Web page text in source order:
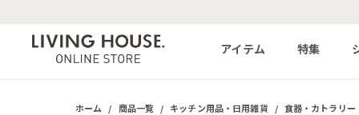
アイテム 特集
ホーム / 商品一覧 / キッチン用品・日用雑貨 / 食器・カトラリー